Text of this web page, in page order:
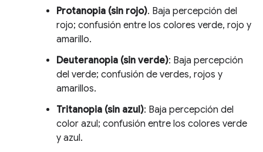
Protanopia (sin rojo). Baja percepción del
rojo; confusión entre los colores verde, rojo y
amarillo.
Deuteranopia (sin verde): Baja percepción
del verde; confusión de verdes, rojos y
amarillos.
Tritanopia (sin azul): Baja percepción del
color azul; confusión entre los colores verde
y azul.